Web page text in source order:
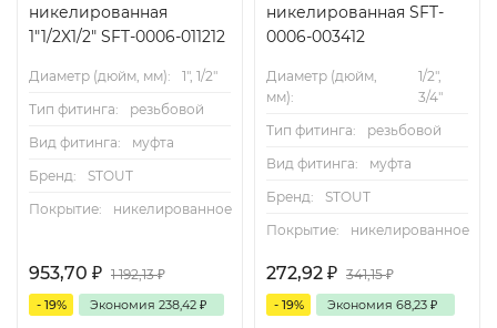
никелированная
1"1/2X1/2" SFT-0006-011212
Диаметр (дюйм, мм):
1", 1/2"
Тип фитинга:
резьбовой
Вид фитинга:
муфта
Бренд:
STOUT
Покрытие:
никелированное
953,70 ₽ 1 192,13₽
- 19% Экономия 238,42 ₽
никелированная SFT-
0006-003412
Диаметр (дюйм,
мм):
1/2",
3/4"
Тип фитинга:
резьбовой
Вид фитинга:
муфта
Бренд:
STOUT
Покрытие:
никелированное
272,92 ₽ 341,15₽
- 19% Экономия 68,23 ₽